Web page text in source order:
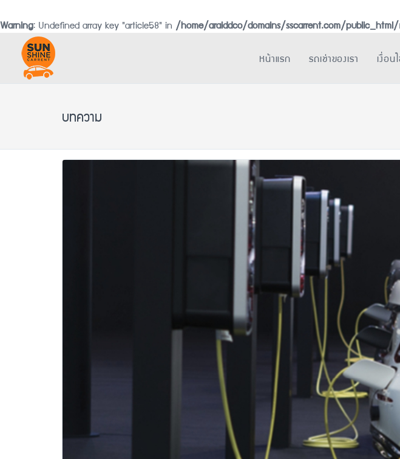
Warning: Undefined array key "article58" in /home/araiddco/domains/sscarrent.com/
หน้าแรก
รถเช่าของเรา เงื่อน
บทความ